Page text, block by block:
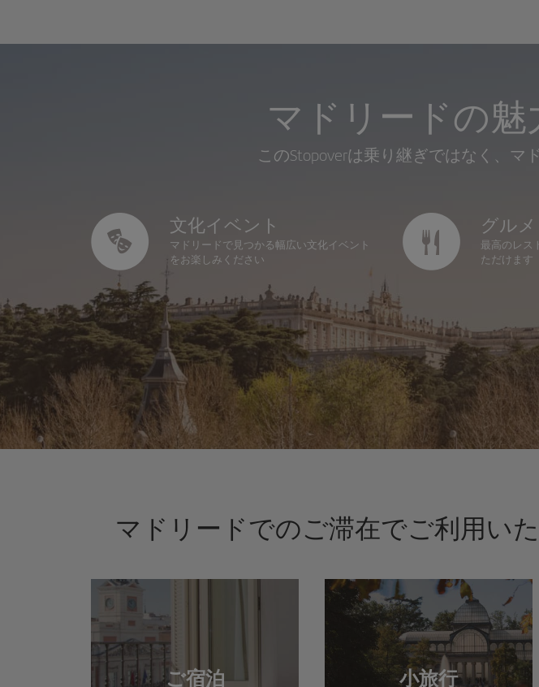
マドリードの
このStopoverは乗り継ぎではなく、マ
文化イベント
マドリードで見つかる幅広い文化イベント
をお楽しみください
グルメ
最高のレス
ただけます
マドリードでのご滞在でご利用い
ご宿泊 小旅行